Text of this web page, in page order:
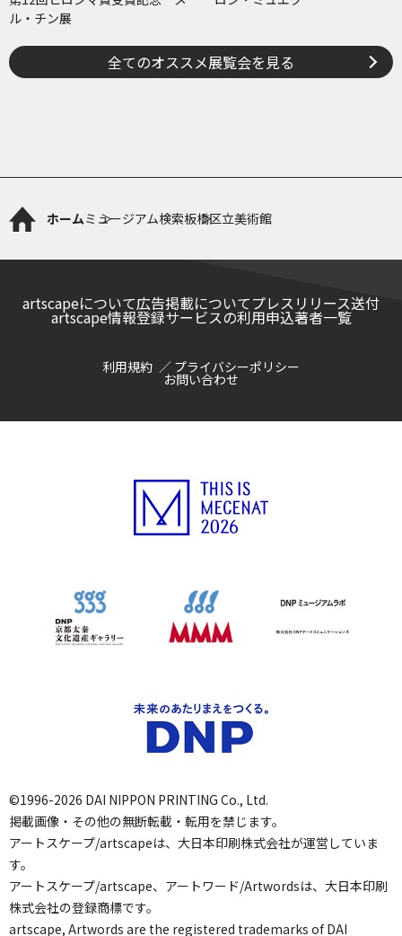
ル・チン展
全てのオススメ展覧会を見る
ホームミュージアム検索板橋区立美術館
artscapeについて広告掲載についてプレスリリース送付
artscape情報登録サービスの利用申込著者一覧
利用規約 プライバシーポリシー
お問い合わせ
©1996-2026 DAI NIPPON PRINTING Co., Ltd.
掲載画像・その他の無断転載・転用を禁じます。
アートスケープ/artscapeは、大日本印刷株式会社が運営していま
す。
アートスケープ/artscape、アートワード/Artwordsは、大日本印刷
株式会社の登録商標です。
artscape, Artwords are the registered trademarks of DAI